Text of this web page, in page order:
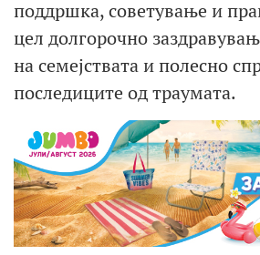
поддршка, советување и
цел долгорочно
на семејствата и полесно
последиците од траумата.